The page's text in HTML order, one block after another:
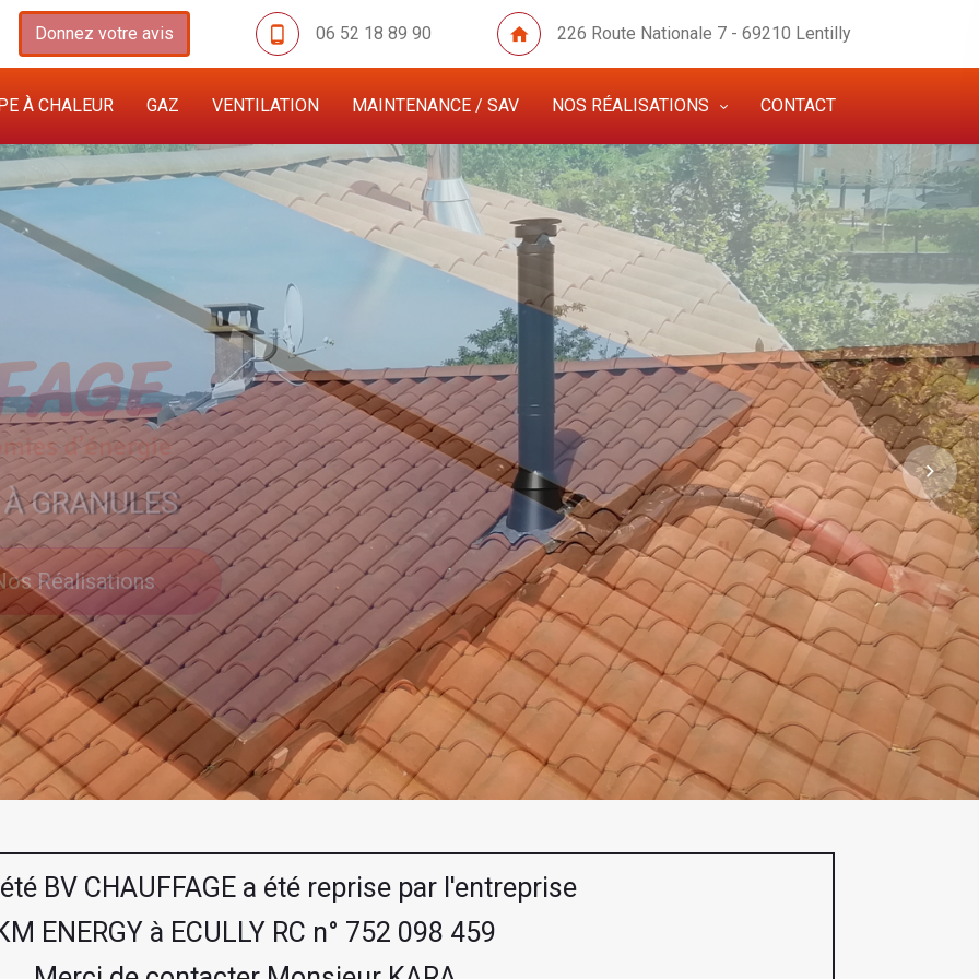
Donnez votre avis 06 52 18 89 90 226 Route Nationale 7 - 69210 Lentilly
À CHALEUR GAZ VENTILATION MAINTENANCE / SAV NOS RÉALISATIONS CONTACT
Réalisations
GRANULES
Réalisations
Réalisations
Réalisations
GRANULES
Réalisations
BV CHAUFFAGE a été reprise par l'entreprise
ENERGY à ECULLY RC n° 752 098 459